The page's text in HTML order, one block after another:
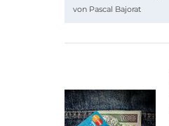
von Pascal Bajorat